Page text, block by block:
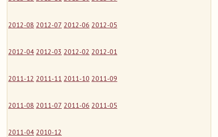
2012-08 2012-07 2012-06 2012-05
2012-04 2012-03 2012-02 2012-01
2011-12 2011-11 2011-10 2011-09
2011-08 2011-07 2011-06 2011-05
2011-04 2010-12